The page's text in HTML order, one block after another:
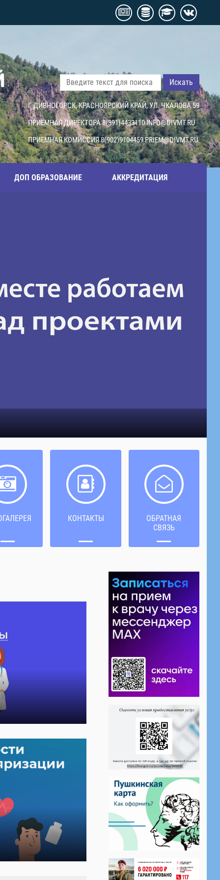
Искать
Г. ДИВНОГОРСК, КРАСНОЯРСКИЙ КРАЙ, УЛ. ЧКАЛОВА 59
ПРИЕМНАЯ ДИРЕКТОРА 8(391)4433110INFO@DIVMT.RU
ПРИЕМНАЯ КОМИССИЯ 8(902)9104459PRIEM@DIVMT.RU
ДОП ОБРАЗОВАНИЕ АККРЕДИТАЦИЯ
КОНТАКТЫ
ОБРАТНАЯ
СВЯЗЬ